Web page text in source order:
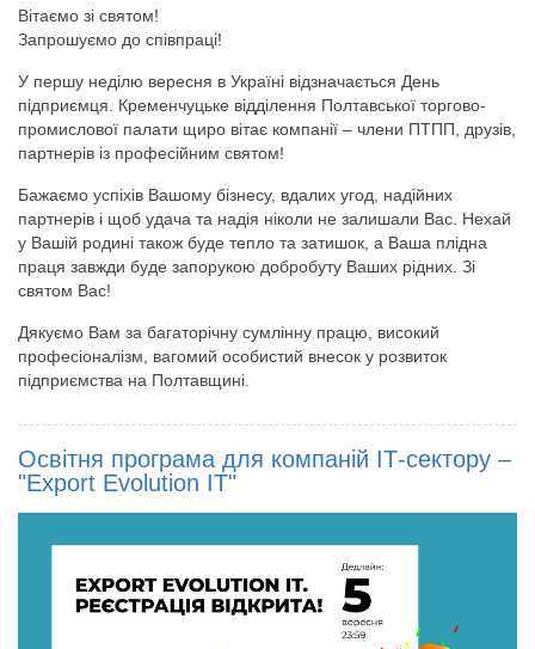
Вітаємо зі святом!
Запрошуємо до співпраці!
У першу неділю вересня в Україні відзначається День
підприємця. Кременчуцьке відділення Полтавської торгово-
промислової палати щиро вітає компанії – члени ПТПП, друзів,
партнерів із професійним святом!
Бажаємо успіхів Вашому бізнесу, вдалих угод, надійних
партнерів і щоб удача та надія ніколи не залишали Вас. Нехай
у Вашій родині також буде тепло та затишок, а Ваша плідна
праця завжди буде запорукою добробуту Ваших рідних. Зі
святом Вас!
Дякуємо Вам за багаторічну сумлінну працю, високий
професіоналізм, вагомий особистий внесок у розвиток
підприємства на Полтавщині.
Освітня програма для компаній ІТ-сектору –
"Export Evolution IT"